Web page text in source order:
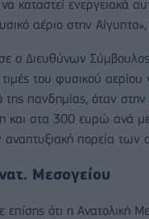
καταστεί ενεργειακά
αέριο στην
ο Διευθύνων
τιμές του φυσικού
της πανδημίας, όταν
και στα 300 ευρώ ανά
πορεία των
Μεσογείου
ότι η Ανατολική